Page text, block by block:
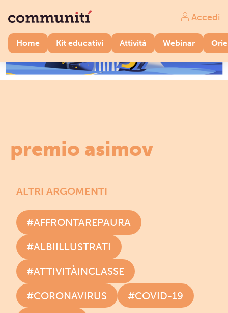
Home Kit educativi Attività Webinar
Accedi
premio asimov
ALTRI ARGOMENTI
#AFFRONTAREPAURA
#ALBIILLUSTRATI
#ATTIVITÀINCLASSE
#CORONAVIRUS
#COVID-19